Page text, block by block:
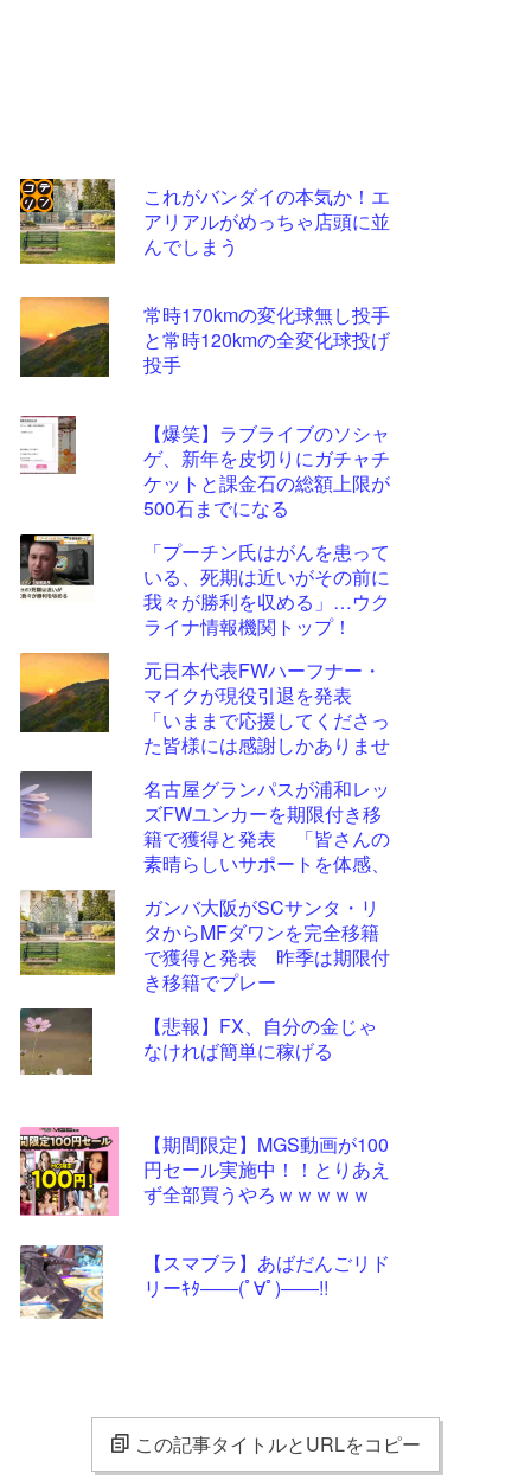
これがバンダイの本気か！エ
アリアルがめっちゃ店頭に並
んでしまう
常時170kmの変化球無し投手
と常時120kmの全変化球投げ
投手
【爆笑】ラブライブのソシャ
ゲ、新年を皮切りにガチャチ
ケットと課金石の総額上限が
500石までになる
「プーチン氏はがんを患って
いる、死期は近いがその前に
我々が勝利を収める」…ウク
ライナ情報機関トップ！
元日本代表FWハーフナー・
マイクが現役引退を発表
「いままで応援してくださっ
た皆様には感謝しかありませ
名古屋グランパスが浦和レッ
ズFWユンカーを期限付き移
籍で獲得と発表 「皆さんの
素晴らしいサポートを体感、
ん」
ガンバ大阪がSCサンタ・リ
タからMFダワンを完全移籍
で獲得と発表 昨季は期限付
き移籍でプレー
【悲報】FX、自分の金じゃ
なければ簡単に稼げる
【期間限定】MGS動画が100
円セール実施中！！とりあえ
ず全部買うやろｗｗｗｗｗ
【スマブラ】あばだんごリド
リーｷﾀ――(ﾟ∀ﾟ)――!!
コテ
リン
- 固
定リ
ンク
更新
ツー
この記事タイトルとURLをコピー